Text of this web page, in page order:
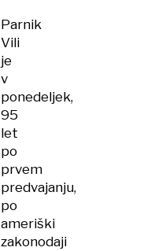
Parnik
Vili
je
v
ponedeljek,
95
let
po
prvem
predvajanju,
po
ameriški
zakonodaji